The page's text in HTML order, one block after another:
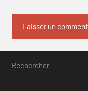
Rechercher